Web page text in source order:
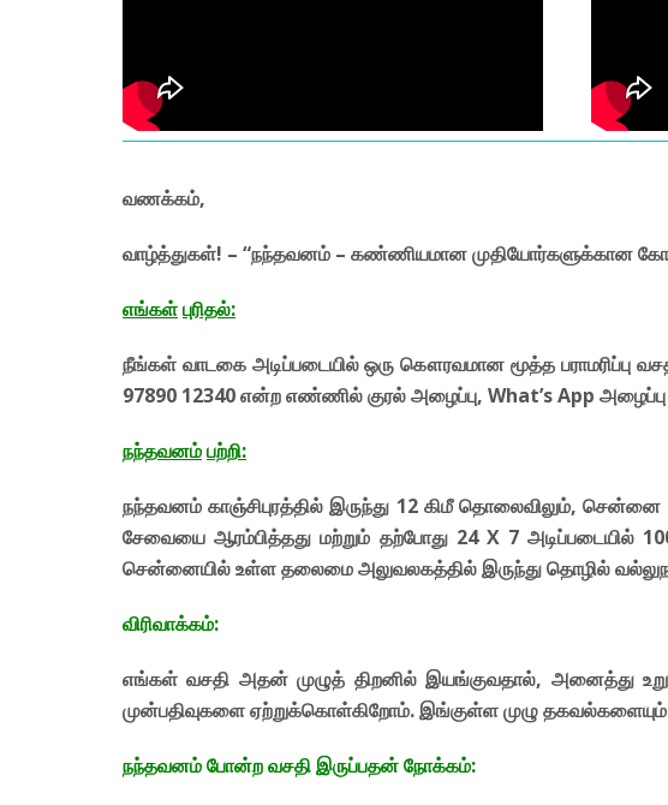
வணக்கம்,
வாழ்த்துகள்! – “நந்தவனம் – கண்ணியமான முதியோர்களுக்கான
எங்கள்புரிதல்:
நீங்கள் வாடகை அடிப்படையில் ஒரு கௌரவமான மூத்த பராமரிப்பு
97890 12340 என்ற எண்ணில் குரல் அழைப்பு, What’s App
நந்தவனம்பற்றி:
நந்தவனம் காஞ்சிபுரத்தில் இருந்து 12 கிமீ தொலைவிலும்,
சேவையை ஆரம்பித்தது மற்றும் தற்போது 24 X 7 அடிப்படையில்
சென்னையில் உள்ள தலைமை அலுவலகத்தில் இருந்து தொழில்
விரிவாக்கம்:
எங்கள் வசதி அதன் முழுத் திறனில் இயங்குவதால், அனைத்து
முன்பதிவுகளை ஏற்றுக்கொள்கிறோம். இங்குள்ள முழு தகவல்களையும்
நந்தவனம் போன்ற வசதி இருப்பதன் நோக்கம்: